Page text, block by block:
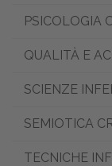
PSICOLOGIA
QUALITÀ E
SCIENZE
SEMIOTICA
TECNICHE